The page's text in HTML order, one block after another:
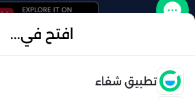
افتح في...
تطبيق شفاء © 2026 شفاء . كل الحقوق محفوظة
تواصل معنا